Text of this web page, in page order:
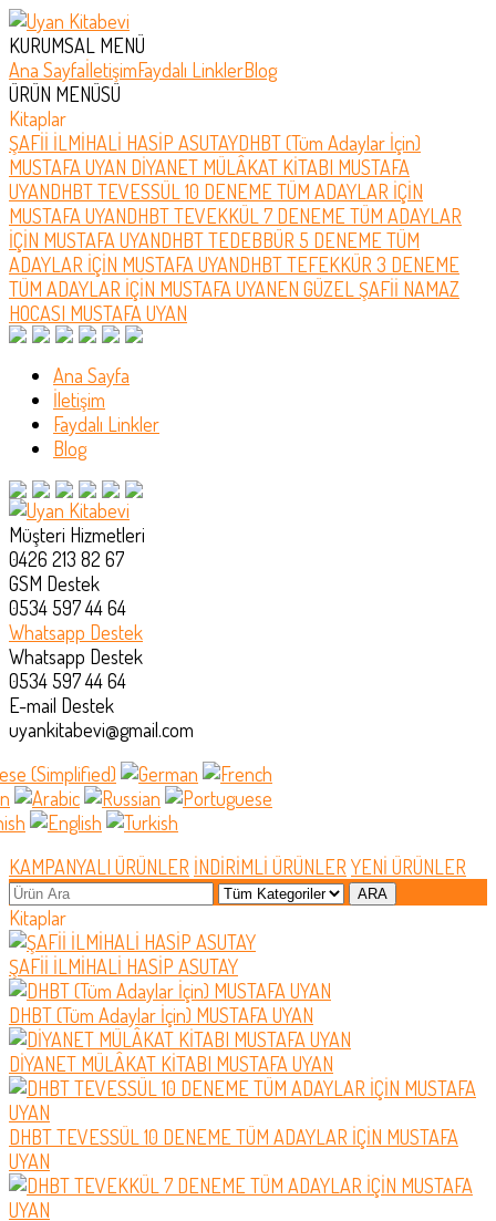
KURUMSAL MENÜ
Ana SayfaİletişimFaydalı LinklerBlog
ÜRÜN MENÜSÜ
Kitaplar
ŞAFİİ İLMİHALİ HASİP ASUTAYDHBT (Tüm Adaylar İçin)
MUSTAFA UYAN DİYANET MÜLÂKAT KİTABI MUSTAFA
UYANDHBT TEVESSÜL 10 DENEME TÜM ADAYLAR İÇİN
MUSTAFA UYANDHBT TEVEKKÜL 7 DENEME TÜM ADAYLAR
İÇİN MUSTAFA UYANDHBT TEDEBBÜR 5 DENEME TÜM
ADAYLAR İÇİN MUSTAFA UYANDHBT TEFEKKÜR 3 DENEME
TÜM ADAYLAR İÇİN MUSTAFA UYANEN GÜZEL ŞAFİİ NAMAZ
HOCASI MUSTAFA UYAN
Ana Sayfa
İletişim
Faydalı Linkler
Blog
Müşteri Hizmetleri
0426 213 82 67
GSM Destek
0534 597 44 64
Whatsapp Destek
Whatsapp Destek
0534 597 44 64
E-mail Destek
uyankitabevi@gmail.com
KAMPANYALI ÜRÜNLER İNDİRİMLİ ÜRÜNLER YENİ ÜRÜNLER
Kitaplar
ŞAFİİ İLMİHALİ HASİP ASUTAY
DHBT (Tüm Adaylar İçin) MUSTAFA UYAN
DİYANET MÜLÂKAT KİTABI MUSTAFA UYAN
DHBT TEVESSÜL 10 DENEME TÜM ADAYLAR İÇİN MUSTAFA
UYAN